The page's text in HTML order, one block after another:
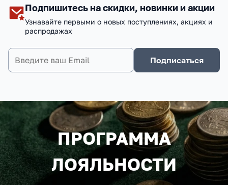
Подпишитесь на скидки, новинки и акции
Узнавайте первыми о новых поступлениях, акциях и
распродажах
Подписаться
ПРОГРАММА
ЛОЯЛЬНОСТИ